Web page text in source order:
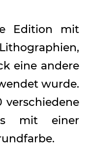
Edition mit
eine andere
wurde.
verschiedene
mit einer